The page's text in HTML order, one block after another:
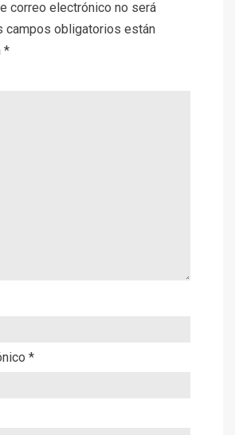
correo electrónico no será
campos obligatorios están
*
*